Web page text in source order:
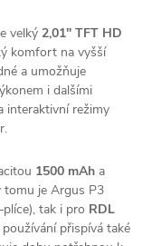
velký 2,01" TFT HD
komfort na vyšší
a umožňuje
i dalšími
interaktivní režimy
1500 mAh a
tomu je Argus P3
tak i pro RDL
přispívá také